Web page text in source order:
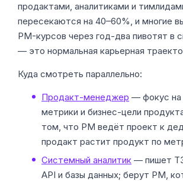
продактами, аналитиками и
пересекаются на 40–60%, и многие
PM-курсов через год-два пивотят в
— это нормальная карьерная
Куда смотреть параллельно:
Продакт-менеджер — фокус на
метрики и бизнес-цели
том, что PM ведёт проект к
продакт растит продукт по
Системный аналитик — пишет
API и базы данных; берут PM,